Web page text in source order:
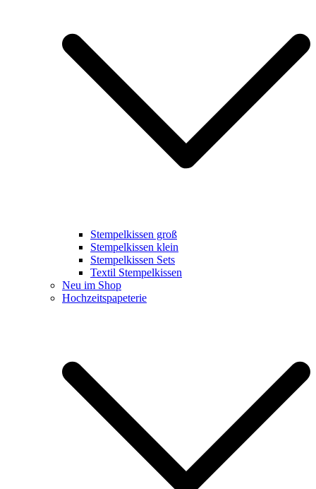
Stempelkissen groß
Stempelkissen klein
Stempelkissen Sets
Textil Stempelkissen
Neu im Shop
Hochzeitspapeterie